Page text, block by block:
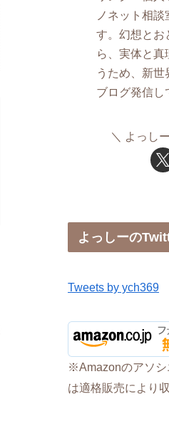
ノネット相
す。幻想とお
ら、実体と
うため、新世
ブログ発信し
よっし
よっしーの
Tweets by ych369
※Amazonのアソシ
は適格販売により